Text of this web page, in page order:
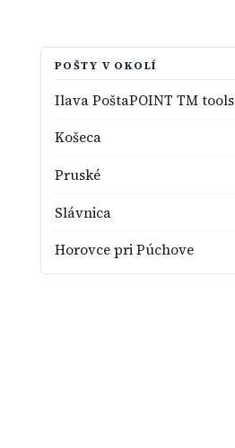
POŠTY V OKOLÍ
Ilava PoštaPOINT TM tools
Košeca
Pruské
Slávnica
Horovce pri Púchove